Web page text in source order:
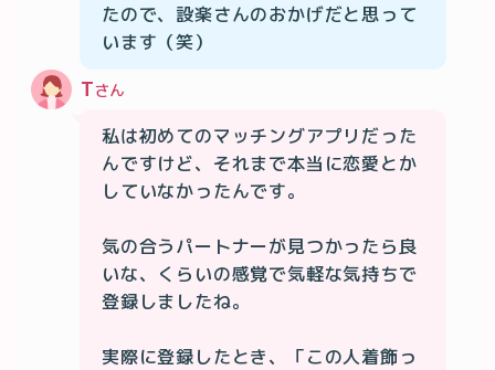
たので、設楽さんのおかげだと思って
います（笑）
Tさん
私は初めてのマッチングアプリだった
んですけど、それまで本当に恋愛とか
していなかったんです。
気の合うパートナーが見つかったら良
いな、くらいの感覚で気軽な気持ちで
登録しましたね。
実際に登録したとき、「この人着飾っ